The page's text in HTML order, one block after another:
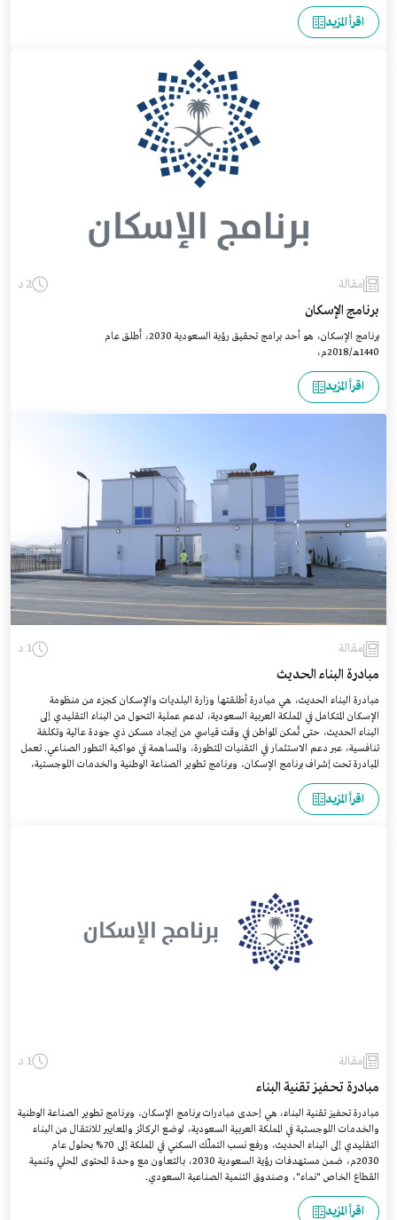
اقرأ المزيد
مقالة 2 د
برنامج الإسكان
برنامج الإسكان، هو أحد برامج تحقيق رؤية السعودية 2030، أُطلق عام
1440هـ/2018م،
اقرأ المزيد
مقالة 1 د
مبادرة البناء الحديث
مبادرة البناء الحديث، هي مبادرة أطلقتها وزارة البلديات والإسكان كجزء من منظومة
الإسكان المتكامل في المملكة العربية السعودية، لدعم عملية التحول من البناء التقلیدي إلى
البناء الحدیث، حتى تُمكن المواطن في وقت قياسي من إيجاد مسكن ذي جودة عالية وتكلفة
تنافسية، عبر دعم الاستثمار في التقنيات المتطورة، والمساهمة في مواكبة التطور الصناعي. تعمل
المبادرة تحت إشراف برنامج الإسكان، وبرنامج تطوير الصناعة الوطنية والخدمات اللوجستية،
وبدعم من خطة تحفيز القطاع الخاص.
اقرأ المزيد
مقالة 1 د
مبادرة تحفيز تقنية البناء
مبادرة تحفيز تقنية البناء، هي إحدى مبادرات برنامج الإسكان، وبرنامج تطوير الصناعة الوطنية
والخدمات اللوجستية في المملكة العربية السعودية، لوضع الركائز والمعايير للانتقال من البناء
التقليدي إلى البناء الحديث، ورفع نسب التملّك السكني في المملكة إلى 70% بحلول عام
2030م، ضمن مستهدفات رؤية السعودية 2030، بالتعاون مع وحدة المحتوى المحلي وتنمية
القطاع الخاص "نماء"، وصندوق التنمية الصناعية السعودي.
اقرأ المزيد